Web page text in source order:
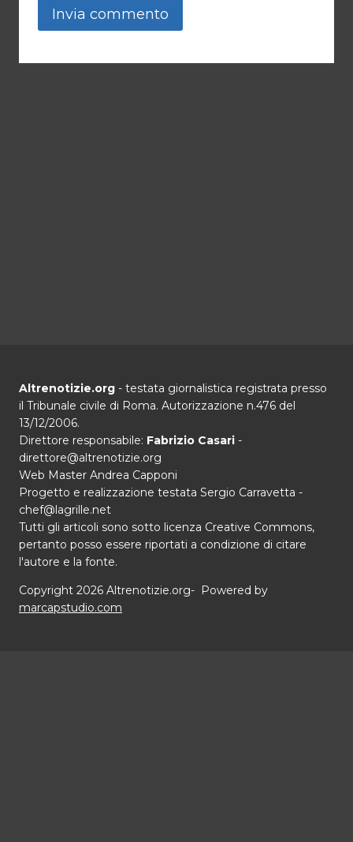
Altrenotizie.org - testata giornalistica registrata presso
il Tribunale civile di Roma. Autorizzazione n.476 del
13/12/2006.
Direttore responsabile: Fabrizio Casari -
direttore@altrenotizie.org
Web Master Andrea Capponi
Progetto e realizzazione testata Sergio Carravetta -
chef@lagrille.net
Tutti gli articoli sono sotto licenza Creative Commons,
pertanto posso essere riportati a condizione di citare
l'autore e la fonte.
Copyright 2026 Altrenotizie.org- Powered by
marcapstudio.com